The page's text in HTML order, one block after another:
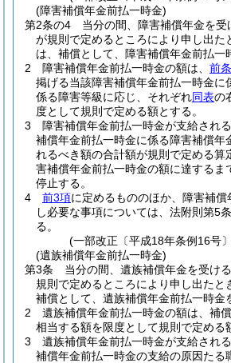
(障害補償年金前払一時金)
第2条の4
当分の間、障害補償年金を
が規則で定めるところにより申し出た
は、補償として、障害補償年金前払一
2
障害補償年金前払一時金の額は、 前
掲げる当該障害補償年金前払一時金に
係る障害等級に応じ、それぞれ同表の
度として規則で定める額とする。
3
障害補償年金前払一時金が支給され
補償年金前払一時金に係る障害補償年
れるべき額の合計額が規則で定める算
害補償年金前払一時金の額に達するま
停止する。
4
前3項に定めるもののほか、障害補
し必要な事項については、法附則第5
る。
(一部改正〔平成18年条例16号
(遺族補償年金前払一時金)
第3条
当分の間、遺族補償年金を受け
規則で定めるところにより申し出たと
補償として、遺族補償年金前払一時金
2
遺族補償年金前払一時金の額は、補
相当する額を限度として規則で定める
3
遺族補償年金前払一時金が支給され
補償年金前払一時金の支給の原因たる